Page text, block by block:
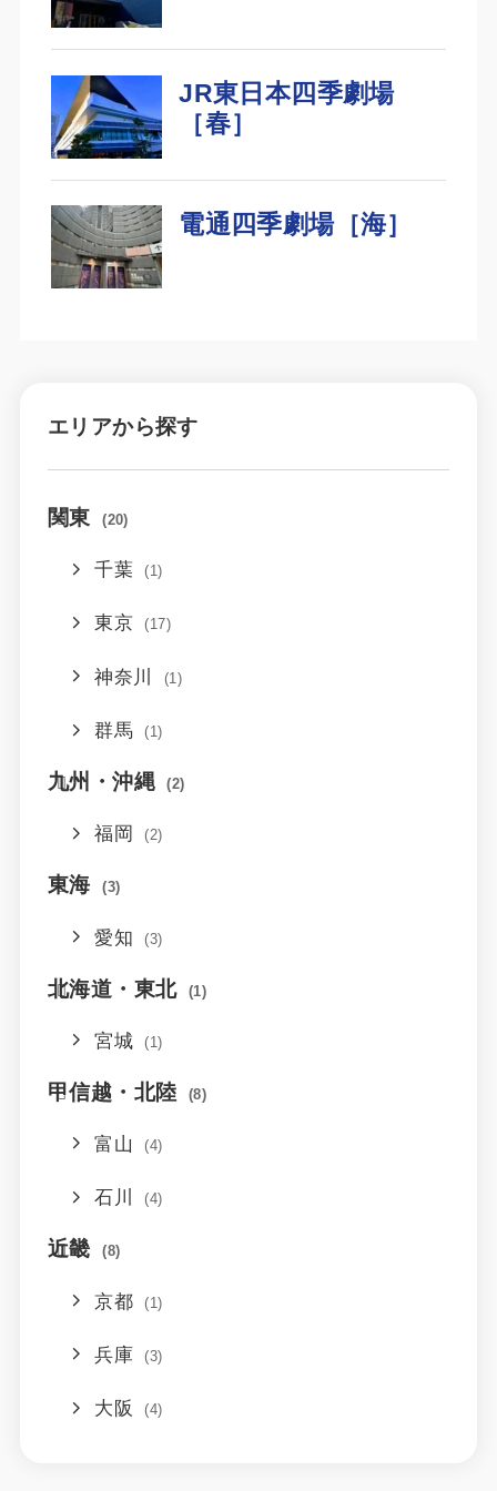
エリアから探す
関東 (20)
千葉 (1)
東京 (17)
神奈川 (1)
群馬 (1)
九州・沖縄 (2)
福岡 (2)
東海 (3)
愛知 (3)
北海道・東北 (1)
宮城 (1)
甲信越・北陸 (8)
富山 (4)
石川 (4)
近畿 (8)
京都 (1)
兵庫 (3)
大阪 (4)